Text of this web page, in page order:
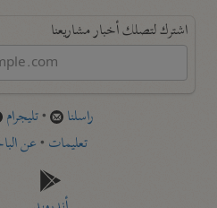
اشترك لتصلك أخبار مشاريعنا
راسلنا •تليجرام
تعليمات •عن